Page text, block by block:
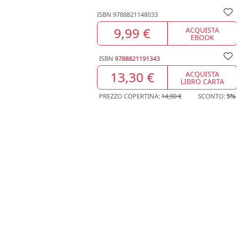
ISBN 9788821148033
9,99 € ACQUISTA
EBOOK
ISBN 9788821191343
13,30 € ACQUISTA
LIBRO CARTA
PREZZO COPERTINA:14,00 € SCONTO:5%